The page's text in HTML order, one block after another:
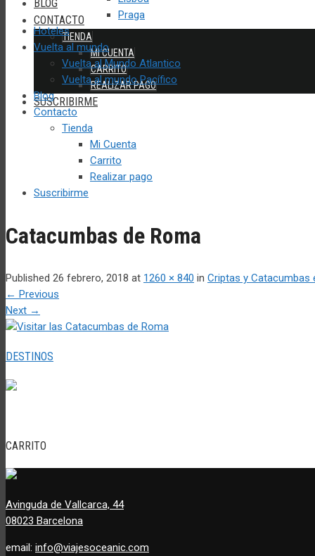
BLOG
CONTACTO
TIENDA
MI CUENTA
CARRITO
REALIZAR PAGO
SUSCRIBIRME
Praga
Hoteles
Vuelta al mundo
Vuelta al Mundo Atlantico
Vuelta al mundo Pacífico
Blog
Contacto
Tienda
Mi Cuenta
Carrito
Realizar pago
Suscribirme
Catacumbas de Roma
Published 26 febrero, 2018 at 1260 × 840 in Criptas y Catacumbas
← Previous
Next →
DESTINOS
CARRITO
Avinguda de Vallcarca, 44
08023 Barcelona
email: info@viajesoceanic.com